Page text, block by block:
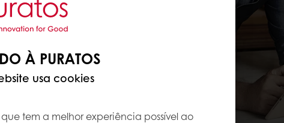
À PURATOS
usa cookies
tem a melhor experiência possível ao